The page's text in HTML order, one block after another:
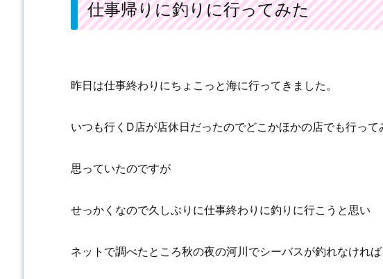
仕事帰りに釣りに行ってみた
昨日は仕事終わりにちょこっと海に行ってきました。
いつも行くD店が店休日だったのでどこかほかの店でも行って
思っていたのですが
せっかくなので久しぶりに仕事終わりに釣りに行こうと思い
ネットで調べたところ秋の夜の河川でシーバスが釣れなければ